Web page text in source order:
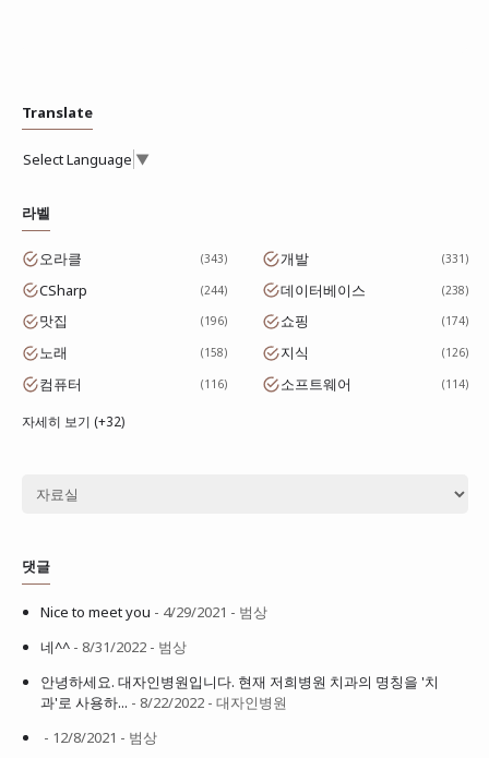
Translate
Select Language ▼
라벨
오라클 343 개발 331
CSharp 244 데이터베이스 238
맛집 196 쇼핑 174
노래 158 지식 126
컴퓨터 116 소프트웨어 114
자세히 보기 (+32)
댓글
Nice to meet you - 4/29/2021 - 범상
네^^ - 8/31/2022 - 범상
안녕하세요. 대자인병원입니다. 현재 저희병원 치과의 명칭을 '치
과'로 사용하... - 8/22/2022 - 대자인병원
- 12/8/2021 - 범상